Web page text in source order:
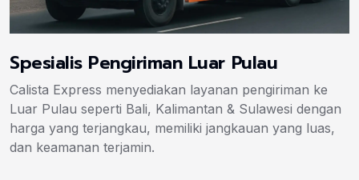
Spesialis Pengiriman Luar Pulau
Calista Express menyediakan layanan pengiriman ke
Luar Pulau seperti Bali, Kalimantan & Sulawesi dengan
harga yang terjangkau, memiliki jangkauan yang luas,
dan keamanan terjamin.